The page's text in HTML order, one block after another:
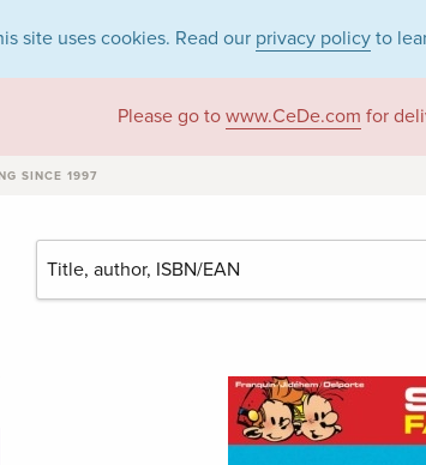
site uses cookies. Read our privacy policy to
Please go to www.CeDe.com for
SINCE 1997